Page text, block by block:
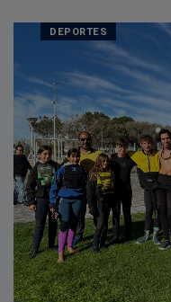
DEPORTES